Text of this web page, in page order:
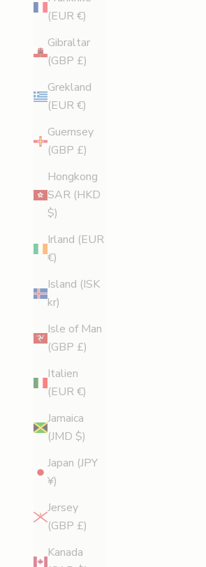
(EUR €)
Gibraltar
(GBP £)
Grekland
(EUR €)
Guernsey
(GBP £)
Hongkong
SAR (HKD
$)
Irland (EUR
€)
Island (ISK
kr)
Isle of Man
(GBP £)
Italien
(EUR €)
Jamaica
(JMD $)
Japan (JPY
¥)
Jersey
(GBP £)
Kanada